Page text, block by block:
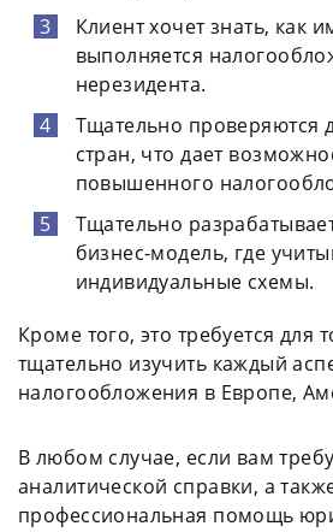
Клиент хочет знать, как
выполняется
нерезидента.
Тщательно проверяются
стран, что дает
повышенного
Тщательно
бизнес-модель, где
индивидуальные схемы.
Кроме того, это требуется для
тщательно изучить каждый
налогообложения в Европе,
В любом случае, если вам
аналитической справки, а
профессиональная помощь